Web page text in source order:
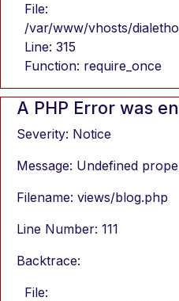
File:
/var/www/vhosts/
Line: 315
Function: require_once
A PHP Error was
Severity: Notice
Message: Undefined
Filename: views/blog.php
Line Number: 111
Backtrace:
File: